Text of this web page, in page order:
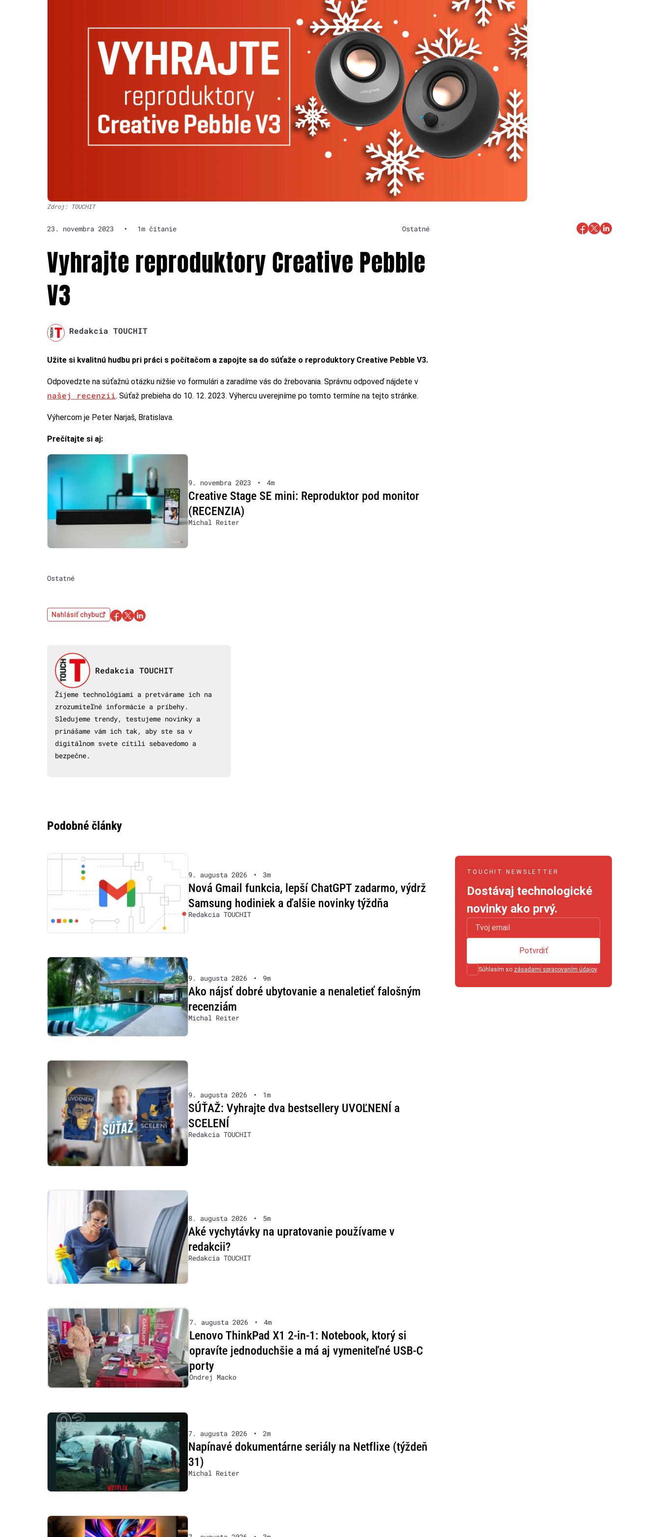
Zdroj: TOUCHIT
23. novembra 2023 • 1m čítanie Ostatné
Vyhrajte reproduktory Creative Pebble
V3
Redakcia TOUCHIT
Užite si kvalitnú hudbu pri práci s počítačom a zapojte sa do súťaže o reproduktory Creative Pebble V3.
Odpovedzte na súťažnú otázku nižšie vo formulári a zaradíme vás do žrebovania. Správnu odpoveď nájdete v
našej recenzii. Súťaž prebieha do 10. 12. 2023. Výhercu uverejníme po tomto termíne na tejto stránke.
Výhercom je Peter Narjaš, Bratislava.
Prečítajte si aj:
9. novembra 2023 • 4m
Creative Stage SE mini: Reproduktor pod monitor
(RECENZIA)
Michal Reiter
Ostatné
Nahlásiť chybu
Redakcia TOUCHIT
Žijeme technológiami a pretvárame ich na
zrozumiteľné informácie a príbehy.
Sledujeme trendy, testujeme novinky a
prinášame vám ich tak, aby ste sa v
digitálnom svete cítili sebavedomo a
bezpečne.
Podobné články
9. augusta 2026 • 3m
Nová Gmail funkcia, lepší ChatGPT zadarmo, výdrž
Samsung hodiniek a ďalšie novinky týždňa
Redakcia TOUCHIT
9. augusta 2026 • 9m
Ako nájsť dobré ubytovanie a nenaletieť falošným
recenziám
Michal Reiter
9. augusta 2026 • 1m
SÚŤAŽ: Vyhrajte dva bestsellery UVOĽNENÍ a
SCELENÍ
Redakcia TOUCHIT
8. augusta 2026 • 5m
Aké vychytávky na upratovanie používame v
redakcii?
Redakcia TOUCHIT
7. augusta 2026 • 4m
Lenovo ThinkPad X1 2-in-1: Notebook, ktorý si
opravíte jednoduchšie a má aj vymeniteľné USB-C
porty
Ondrej Macko
7. augusta 2026 • 2m
Napínavé dokumentárne seriály na Netflixe (týždeň
31)
Michal Reiter
TOUCHIT NEWSLETTER
Dostávaj technologické
novinky ako prvý.
Súhlasím so zásadami spracovaním údajov.
Potvrdiť